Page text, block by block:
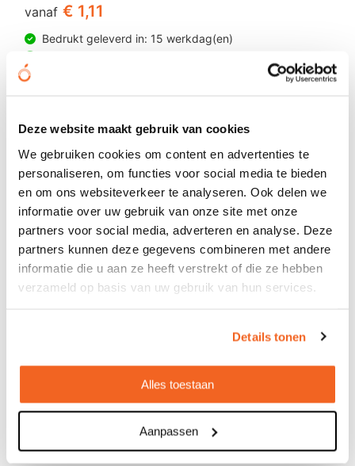
Deze website maakt gebruik van cookies
We gebruiken cookies om content en advertenties te
personaliseren, om functies voor social media te bieden
en om ons websiteverkeer te analyseren. Ook delen we
informatie over uw gebruik van onze site met onze
partners voor social media, adverteren en analyse. Deze
partners kunnen deze gegevens combineren met andere
informatie die u aan ze heeft verstrekt of die ze hebben
verzameld op basis van uw gebruik van hun services.
Details tonen
Alles toestaan
Aanpassen
vanaf € 1,11
Bedrukt geleverd in: 15 werkdag(en)